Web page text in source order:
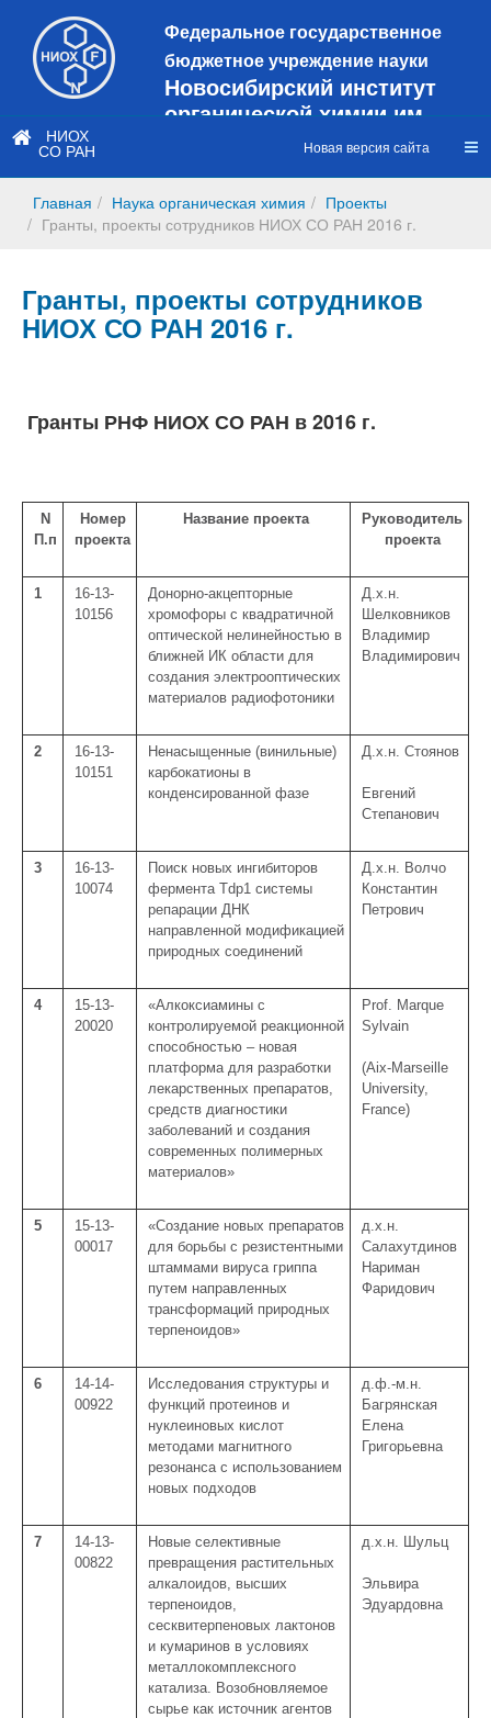
Федеральное государственное
бюджетное учреждение науки
Новосибирский институт
органической химии им.
Н.Н. Ворожцова
сайт
https://web3.nioch.nsc.ru/nioch/
НИОХ
СО РАН Новая версия сайта
Главная Наука органическая химия
Проекты
Гранты, проекты сотрудников НИОХ СО РАН 2016 г.
Гранты, проекты сотрудников
НИОХ СО РАН 2016 г.
Гранты РНФ НИОХ СО РАН в 2016 г.
N
П.п
Номер
проекта
Название проекта
Руководитель
проекта
1
16-13-
10156
Донорно-акцепторные
хромофоры с квадратичной
оптической нелинейностью в
ближней ИК области для
создания электрооптических
материалов радиофотоники
Д.х.н.
Шелковников
Владимир
Владимирович
2
16-13-
10151
Ненасыщенные (винильные)
карбокатионы в
конденсированной фазе
Д.х.н. Стоянов
Евгений
Степанович
3
16-13-
10074
Поиск новых ингибиторов
фермента Tdp1 системы
репарации ДНК
направленной модификацией
природных соединений
Д.х.н. Волчо
Константин
Петрович
4
15-13-
20020
«Алкоксиамины с
контролируемой реакционной
способностью – новая
платформа для разработки
лекарственных препаратов,
средств диагностики
заболеваний и создания
современных полимерных
материалов»
Prof. Marque
Sylvain
(Aix-Marseille
University,
France)
5
15-13-
00017
«Создание новых препаратов
для борьбы с резистентными
штаммами вируса гриппа
путем направленных
трансформаций природных
терпеноидов»
д.х.н.
Салахутдинов
Нариман
Фаридович
6
14-14-
00922
Исследования структуры и
функций протеинов и
нуклеиновых кислот
методами магнитного
резонанса с использованием
новых подходов
д.ф.-м.н.
Багрянская
Елена
Григорьевна
7
14-13-
00822
Новые селективные
превращения растительных
алкалоидов, высших
терпеноидов,
сесквитерпеновых лактонов
и кумаринов в условиях
металлокомплексного
катализа. Возобновляемое
сырье как источник агентов
д.х.н. Шульц
Эльвира
Эдуардовна